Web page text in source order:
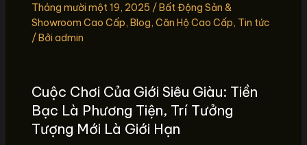
Tháng mười một 19, 2025 /Bất Động Sản &
Showroom Cao Cấp, Blog, Căn Hộ Cao Cấp, Tin tức
/ Bởi admin
Cuộc Chơi Của Giới Siêu Giàu: Tiền
Bạc Là Phương Tiện, Trí Tưởng
Tượng Mới Là Giới Hạn